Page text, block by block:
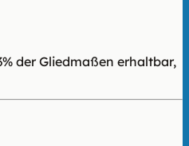
der Gliedmaßen erhaltbar,